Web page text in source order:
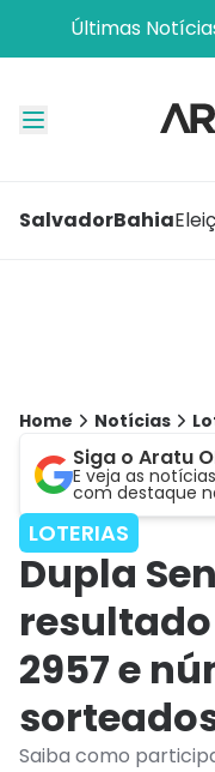
Últimas
SalvadorBahia
Home Notícias
Siga o Aratu
E veja as
com destaque
LOTERIAS
Dupla
2957 e
Saiba como